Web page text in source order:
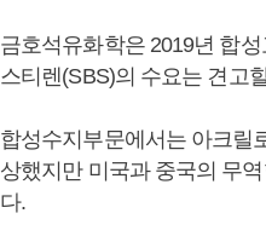
금호석유화학은 2019년 합
스티렌(SBS)의 수요는 견고
합성수지부문에서는 아크릴
상했지만 미국과 중국의 무
다.